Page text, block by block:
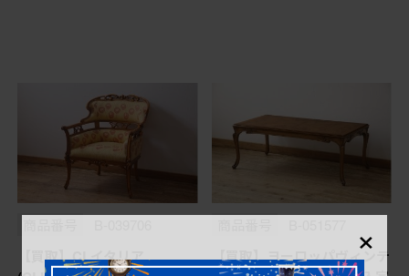
【買取】CLイタリア
【買取】ヨーロッパヴィンテ
×